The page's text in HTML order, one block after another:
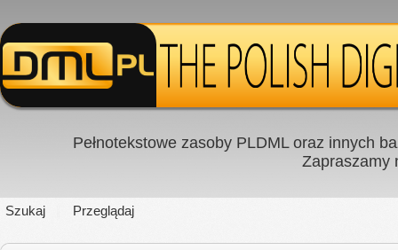
Pełnotekstowe zasoby PLDML oraz innych
Zapraszamy
Szukaj Przeglądaj